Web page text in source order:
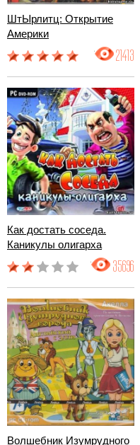
ШтЫрлитц: Открытие
Америки
21413
Как достать соседа.
Каникулы олигарха
35696
Волшебник Изумрудного